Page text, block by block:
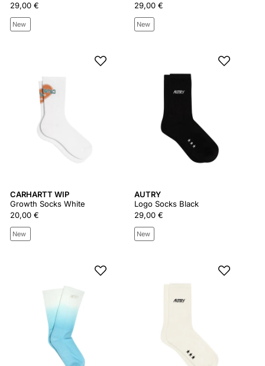
29,00 €
New
29,00 €
New
CARHARTT WIP
Growth Socks White
20,00 €
New
AUTRY
Logo Socks Black
29,00 €
New